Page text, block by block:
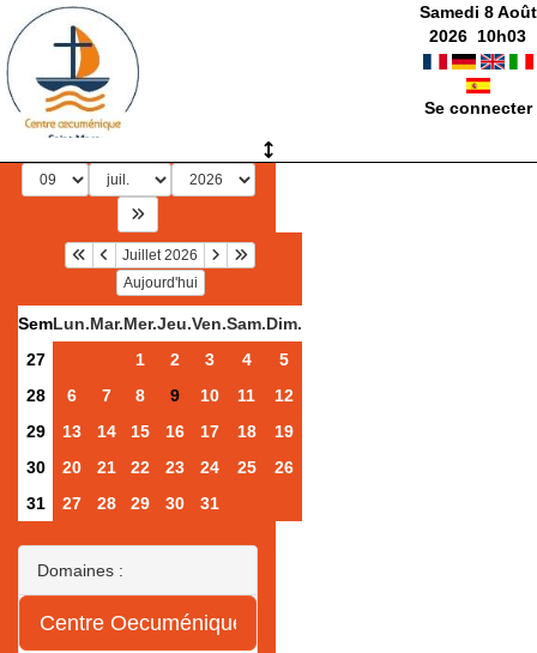
Samedi 8 Août
2026 10h03
Se connecter
Juillet 2026
Aujourd'hui
SemLun.Mar.Mer.Jeu.Ven.Sam.Dim.
27
1 2 3 4
5
28
6 7 8 9 10 11
12
29
13 14 15 16 17 18
19
30
20 21 22 23 24 25
26
31
27 28 29 30 31
Domaines :